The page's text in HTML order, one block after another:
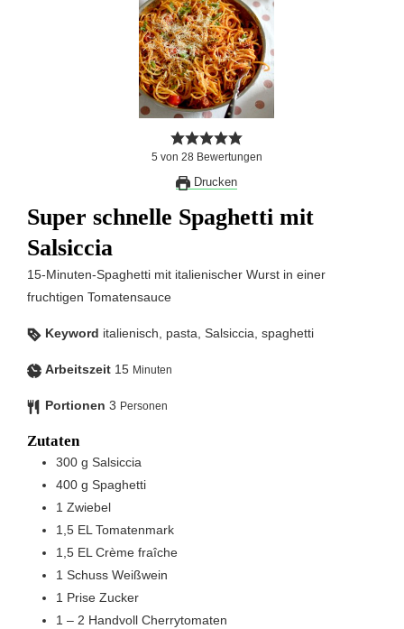
5 von 28Bewertungen
Drucken
Super schnelle Spaghetti mit
Salsiccia
15-Minuten-Spaghetti mit italienischer Wurst in einer
fruchtigen Tomatensauce
Keyword italienisch, pasta, Salsiccia, spaghetti
Arbeitszeit 15 Minuten
Portionen 3 Personen
Zutaten
300 g Salsiccia
400 g Spaghetti
1 Zwiebel
1,5 EL Tomatenmark
1,5 EL Crème fraîche
1 Schuss Weißwein
1 Prise Zucker
1 – 2 Handvoll Cherrytomaten